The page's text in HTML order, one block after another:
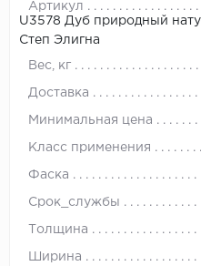
Артикул
U3578 Дуб природный
Степ Элигна
Вес, кг
Доставка
Минимальная цена
Класс применения
Фаска
Срок_службы
Толщина
Ширина